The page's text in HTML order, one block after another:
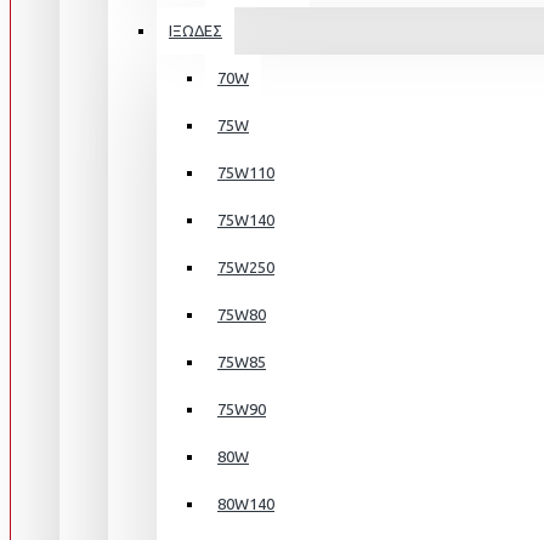
ΙΞΩΔΕΣ
70W
75W
75W110
75W140
75W250
75W80
75W85
75W90
80W
80W140